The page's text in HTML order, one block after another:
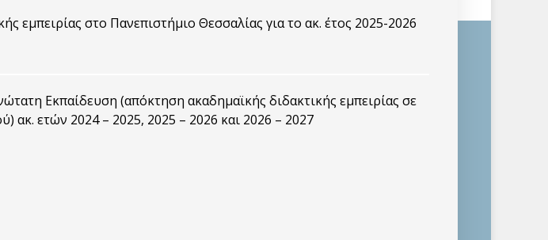
εμπειρίας στο Πανεπιστήμιο Θεσσαλίας για το ακ. έτος 2025-2026
Εκπαίδευση (απόκτηση ακαδημαϊκής διδακτικής εμπειρίας σε
ακ. ετών 2024 – 2025, 2025 – 2026 και 2026 – 2027